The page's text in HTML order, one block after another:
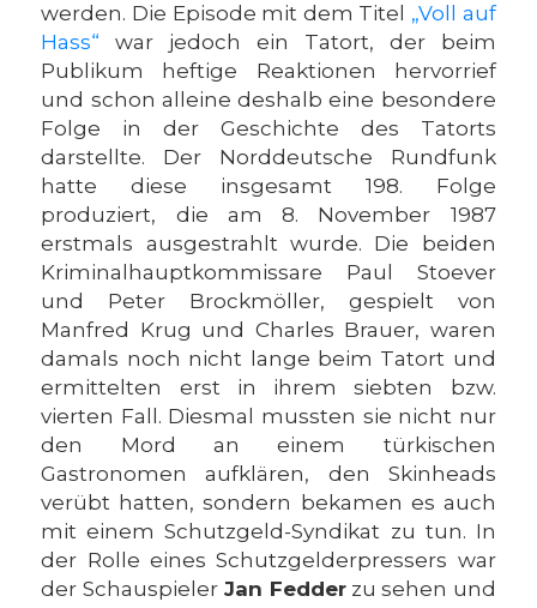
werden. Die Episode mit dem Titel „Voll auf
Hass“ war jedoch ein Tatort, der beim
Publikum heftige Reaktionen hervorrief
und schon alleine deshalb eine besondere
Folge in der Geschichte des Tatorts
darstellte. Der Norddeutsche Rundfunk
hatte diese insgesamt 198. Folge
produziert, die am 8. November 1987
erstmals ausgestrahlt wurde. Die beiden
Kriminalhauptkommissare Paul Stoever
und Peter Brockmöller, gespielt von
Manfred Krug und Charles Brauer, waren
damals noch nicht lange beim Tatort und
ermittelten erst in ihrem siebten bzw.
vierten Fall. Diesmal mussten sie nicht nur
den Mord an einem türkischen
Gastronomen aufklären, den Skinheads
verübt hatten, sondern bekamen es auch
mit einem Schutzgeld-Syndikat zu tun. In
der Rolle eines Schutzgelderpressers war
der SchauspielerJan Fedderzu sehen und